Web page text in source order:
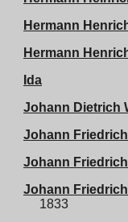
Hermann
Hermann
Ida
Johann Dietrich
Johann
Johann
Johann
1833